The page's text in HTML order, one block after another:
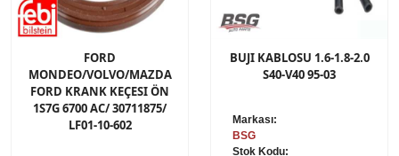
FORD
MONDEO/VOLVO/MAZDA
FORD KRANK KEÇESI ÖN
1S7G 6700 AC/ 30711875/
LF01-10-602
BUJI KABLOSU 1.6-1.8-2.0
S40-V40 95-03
Markası:
BSG
Stok Kodu: